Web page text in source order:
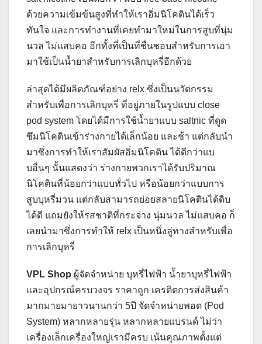
ด้วยความเข้มข้นสูงที่ทำให้เราอิ่มนิโคตินได้เร็ว
ทันใจ และการทำงานที่เคยทำมาใหม่ในการสูบที่นุ่ม
นวล ไม่แสบคอ อีกทั้งที่เป็นที่ชื่นชอบสำหรับการเอา
มาใช้เป็นน้ำยาสำหรับการเลิกบุหรี่อีกด้วย
ล่าสุดได้มีผลิตภัณฑ์อย่าง relx ซึ่งเป็นนวัตกรรม
สำหรับเพื่อการเลิกบุหรี่ ที่อยู่ภายในรูปแบบ close
pod system โดยได้มีการใช้น้ำยาแบบ saltnic ที่ดูด
ซึมนิโคตินเข้าร่างกายได้เล็กน้อย และช้า แต่กลับนำ
มาซึ่งการทำให้เราสัมผัสอิ่มนิโคติน ได้ดีกว่าแบ
บอื่นๆ นั้นแสดงว่า ร่างกายพวกเราได้รับปริมาณ
นิโคตินที่น้อยกว่าแบบทั่วไป หรือน้อยกว่าแบบการ
สูบบุหรี่มวน แต่กลับสามารถย่อยสลายนิโคตินได้ดิบ
ได้ดี แถมยังให้รสชาติที่กระจ่าง นุ่มนวล ไม่แสบคอ ก็
เลยนำมาซึ่งการทำให้ relx เป็นหนึ่งลู่ทางสำหรับเพื่อ
การเลิกบุหรี่
VPL Shop ผู้จัดจำหน่าย บุหรี่ไฟฟ้า น้ำยาบุหรี่ไฟฟ้า
และอุปกรณ์ครบวงจร ราคาถูก เครดิตการส่งสินค้า
มากมายมายาวนานกว่า 5ปี จัดจำหน่ายพอด (Pod
System) หลากหลายรุ่น หลากหลายแบรนด์ ไม่ว่า
เครื่องเล็กเครื่องใหญ่เรามีครบ เน้นคุณภาพตั้งแต่